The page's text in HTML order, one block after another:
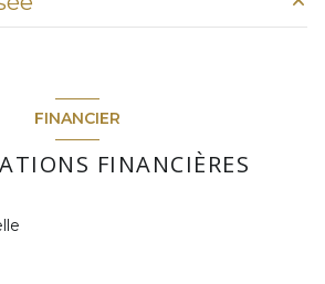
FINANCIER
FINANCIÈRES